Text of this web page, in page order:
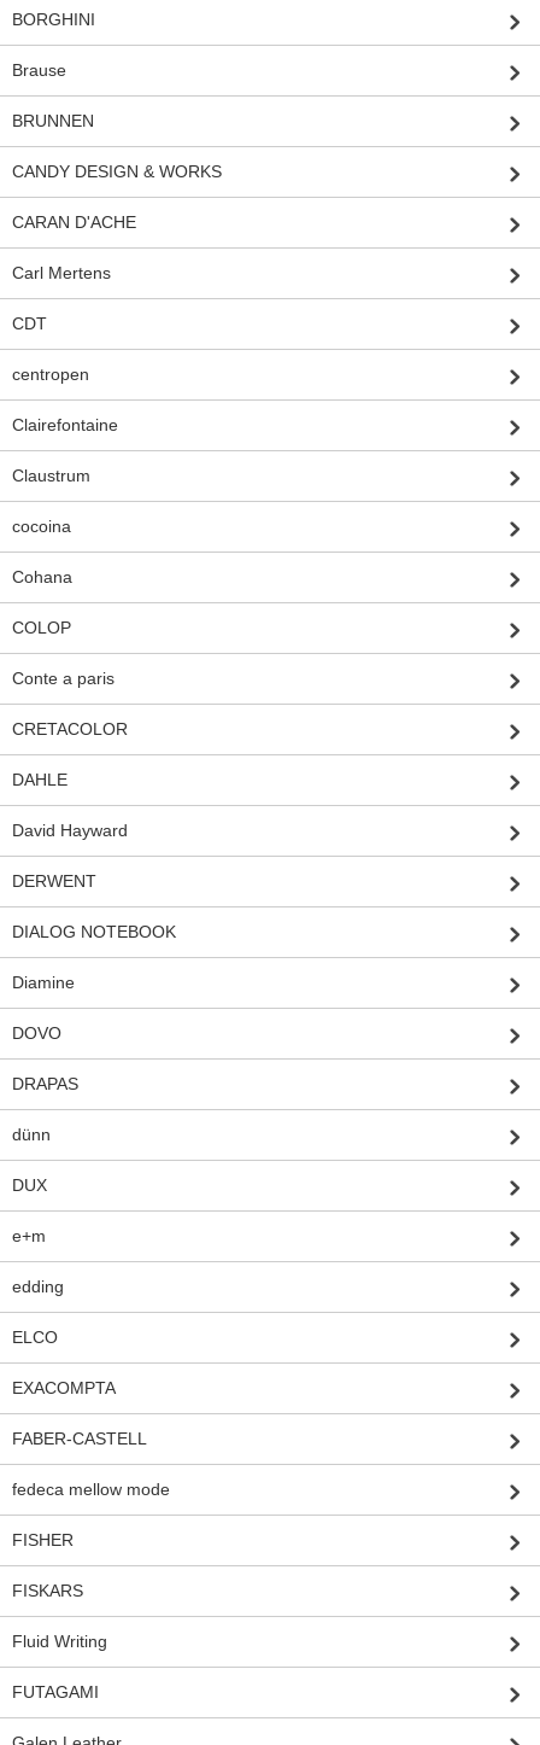
BORGHINI
Brause
BRUNNEN
CANDY DESIGN & WORKS
CARAN D'ACHE
Carl Mertens
CDT
centropen
Clairefontaine
Claustrum
cocoina
Cohana
COLOP
Conte a paris
CRETACOLOR
DAHLE
David Hayward
DERWENT
DIALOG NOTEBOOK
Diamine
DOVO
DRAPAS
dünn
DUX
e+m
edding
ELCO
EXACOMPTA
FABER-CASTELL
fedeca mellow mode
FISHER
FISKARS
Fluid Writing
FUTAGAMI